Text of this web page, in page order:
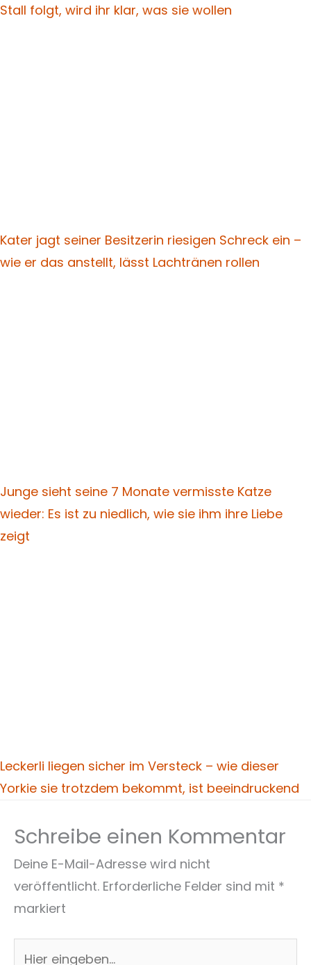
Stall folgt, wird ihr klar, was sie wollen
Kater jagt seiner Besitzerin riesigen Schreck ein –
wie er das anstellt, lässt Lachtränen rollen
Junge sieht seine 7 Monate vermisste Katze
wieder: Es ist zu niedlich, wie sie ihm ihre Liebe
zeigt
Leckerli liegen sicher im Versteck – wie dieser
Yorkie sie trotzdem bekommt, ist beeindruckend
Schreibe einen Kommentar
Deine E-Mail-Adresse wird nicht
veröffentlicht. Erforderliche Felder sind mit *
markiert